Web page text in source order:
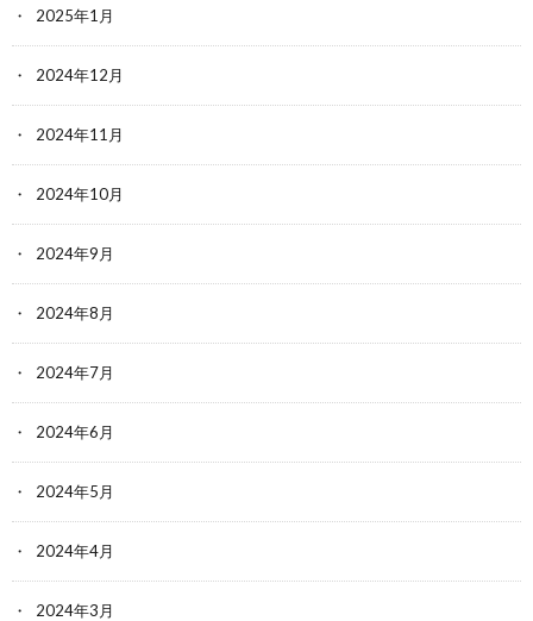
2025年1月
2024年12月
2024年11月
2024年10月
2024年9月
2024年8月
2024年7月
2024年6月
2024年5月
2024年4月
2024年3月